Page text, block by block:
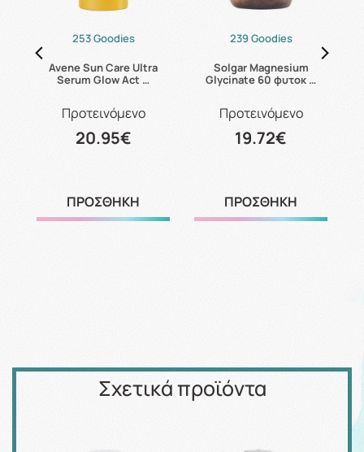
253 Goodies
Avene Sun Care Ultra
Serum Glow Act …
Προτεινόμενο
20.95€
ΠΡΟΣΘΗΚΗ
239 Goodies
Solgar Magnesium
Glycinate 60 φυτοκ …
Προτεινόμενο
19.72€
ΠΡΟΣΘΗΚΗ
Σχετικά προϊόντα